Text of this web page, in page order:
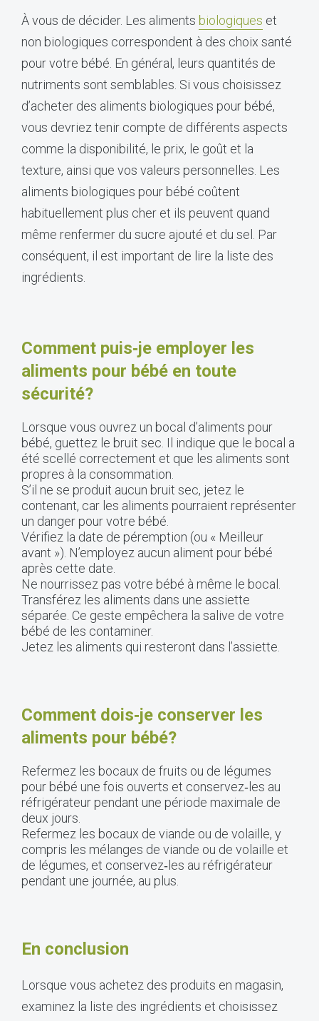
À vous de décider. Les aliments biologiques et
non biologiques correspondent à des choix santé
pour votre bébé. En général, leurs quantités de
nutriments sont semblables. Si vous choisissez
d’acheter des aliments biologiques pour bébé,
vous devriez tenir compte de différents aspects
comme la disponibilité, le prix, le goût et la
texture, ainsi que vos valeurs personnelles. Les
aliments biologiques pour bébé coûtent
habituellement plus cher et ils peuvent quand
même renfermer du sucre ajouté et du sel. Par
conséquent, il est important de lire la liste des
ingrédients.
Comment puis‑je employer les
aliments pour bébé en toute
sécurité?
Lorsque vous ouvrez un bocal d’aliments pour
bébé, guettez le bruit sec. Il indique que le bocal a
été scellé correctement et que les aliments sont
propres à la consommation.
S’il ne se produit aucun bruit sec, jetez le
contenant, car les aliments pourraient représenter
un danger pour votre bébé.
Vérifiez la date de péremption (ou « Meilleur
avant »). N’employez aucun aliment pour bébé
après cette date.
Ne nourrissez pas votre bébé à même le bocal.
Transférez les aliments dans une assiette
séparée. Ce geste empêchera la salive de votre
bébé de les contaminer.
Jetez les aliments qui resteront dans l’assiette.
Comment dois‑je conserver les
aliments pour bébé?
Refermez les bocaux de fruits ou de légumes
pour bébé une fois ouverts et conservez‑les au
réfrigérateur pendant une période maximale de
deux jours.
Refermez les bocaux de viande ou de volaille, y
compris les mélanges de viande ou de volaille et
de légumes, et conservez‑les au réfrigérateur
pendant une journée, au plus.
En conclusion
Lorsque vous achetez des produits en magasin,
examinez la liste des ingrédients et choisissez